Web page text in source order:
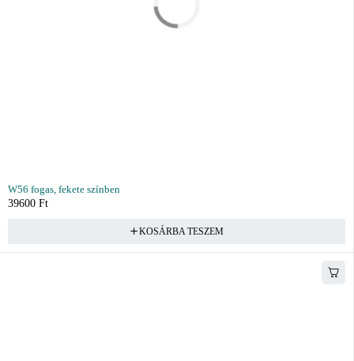
W56 fogas, fekete színben
39600 Ft
KOSÁRBA TESZEM